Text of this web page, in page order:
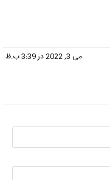
می 3, 2022 در 3:39 ب.ظ